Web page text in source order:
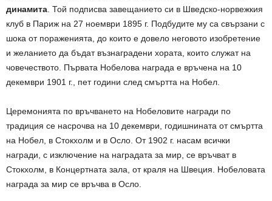
динамита . Той подписва завещанието си в Шведско-норвежкия
клуб в Париж на 27 ноември 1895 г. Подбудите му са свързани с
шока от пораженията, до които е довело неговото изобретение
и желанието да бъдат възнаградени хората, които служат на
човечеството. Първата Нобелова награда е връчена на 10
декември 1901 г., пет години след смъртта на Нобел.
Церемонията по връчването на Нобеловите награди по
традиция се насрочва на 10 декември, годишнината от смъртта
на Нобел, в Стокхолм и в Осло. От 1902 г. насам всички
награди, с изключение на наградата за мир, се връчват в
Стокхолм, в Концертната зала, от краля на Швеция. Нобеловата
награда за мир се връчва в Осло.